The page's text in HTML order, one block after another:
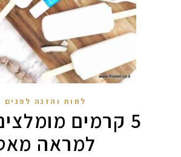
לחות והזנה לפנים
5 קרמים
למראה